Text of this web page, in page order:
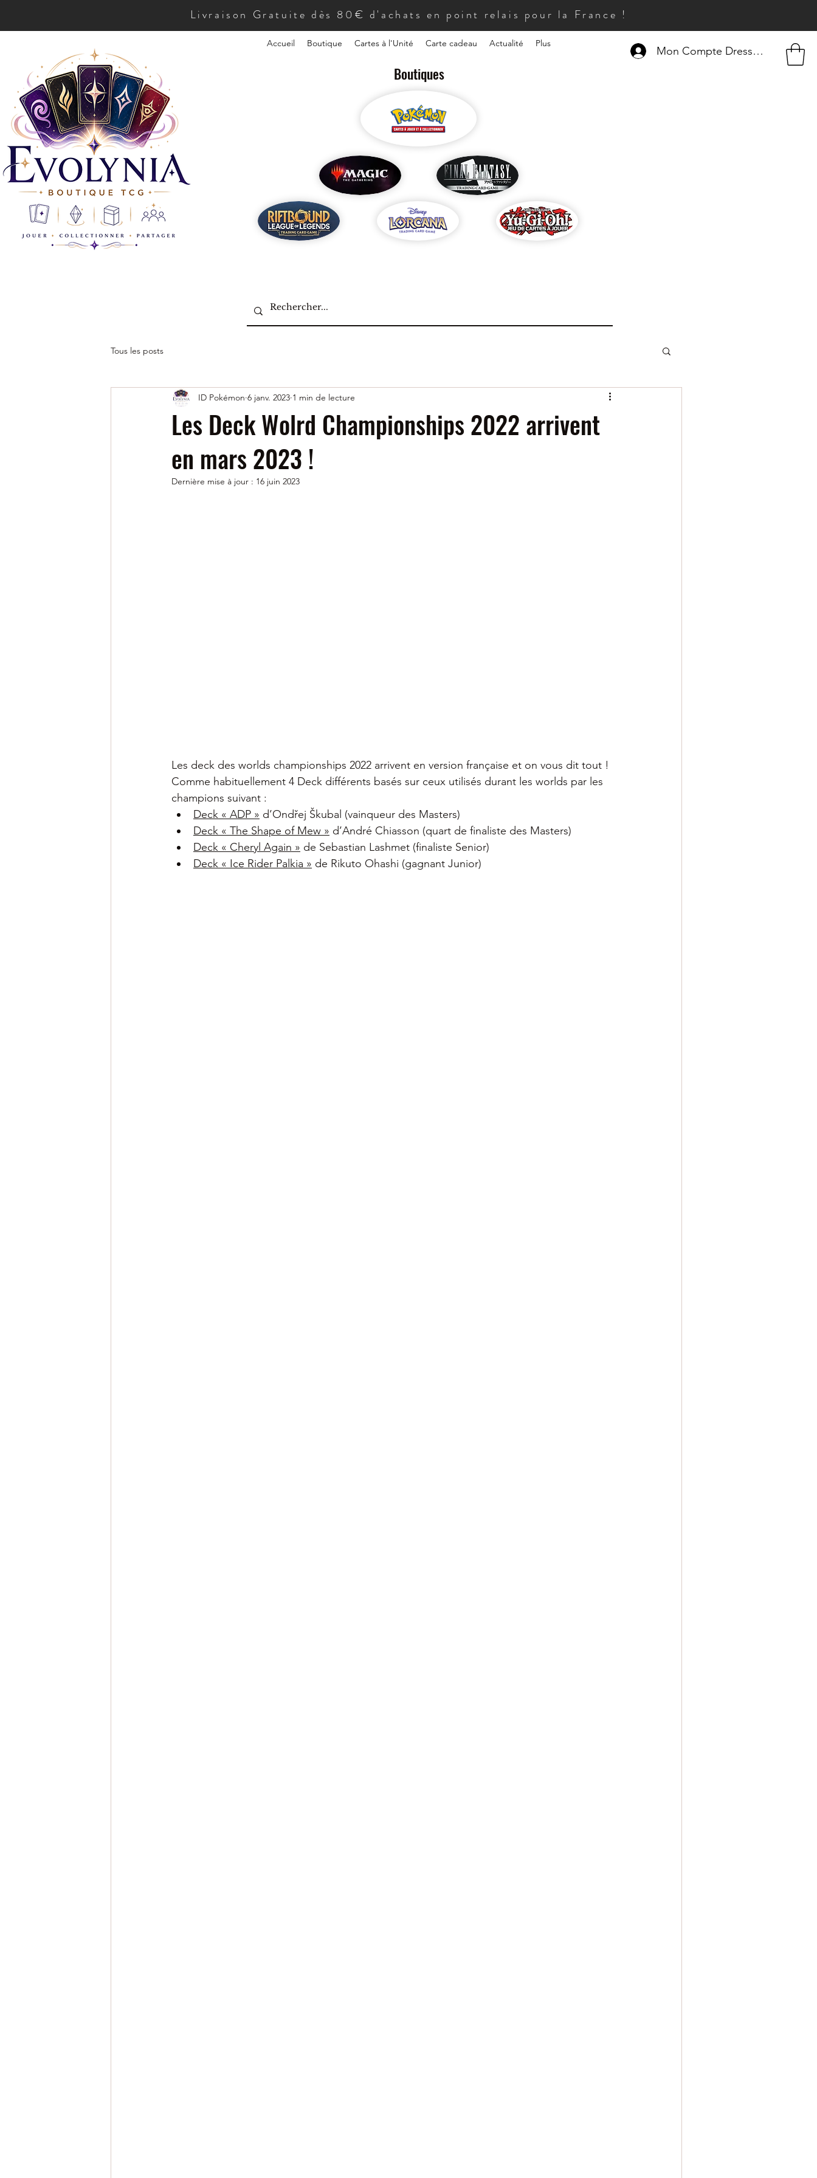
Livraison Gratuite dès 80€ d'achats en point relais pour la France !
Accueil Boutique Cartes à l'Unité Carte cadeau Actualité Plus
Boutiques
Mon Compte Dresseur
Tous les posts
Les Deck Wolrd Championships 2022 arrivent
en mars 2023 !
ID Pokémon 6 janv. 2023 1 min de lecture
Dernière mise à jour : 16 juin 2023
Les deck des worlds championships 2022 arrivent en version française et on vous dit tout !
Comme habituellement 4 Deck différents basés sur ceux utilisés durant les worlds par les
champions suivant :
Deck « ADP » d’Ondřej Škubal (vainqueur des Masters)
Deck « The Shape of Mew » d’André Chiasson (quart de finaliste des Masters)
Deck « Cheryl Again » de Sebastian Lashmet (finaliste Senior)
Deck « Ice Rider Palkia » de Rikuto Ohashi (gagnant Junior)